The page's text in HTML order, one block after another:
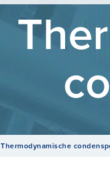
Thermodynamische